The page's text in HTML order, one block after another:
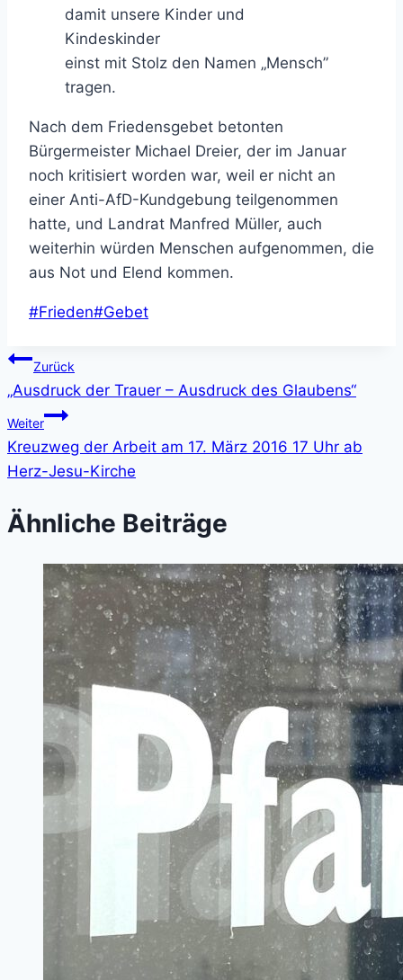
damit unsere Kinder und
Kindeskinder
einst mit Stolz den Namen „Mensch”
tragen.
Nach dem Friedensgebet betonten
Bürgermeister Michael Dreier, der im Januar
noch kritisiert worden war, weil er nicht an
einer Anti-AfD-Kundgebung teilgenommen
hatte, und Landrat Manfred Müller, auch
weiterhin würden Menschen aufgenommen, die
aus Not und Elend kommen.
Schlagworte:
#Frieden#Gebet
Beitragsnavigation
Zurück
„Ausdruck der Trauer – Ausdruck des Glaubens“
Weiter
Kreuzweg der Arbeit am 17. März 2016 17 Uhr ab
Herz-Jesu-Kirche
Ähnliche Beiträge